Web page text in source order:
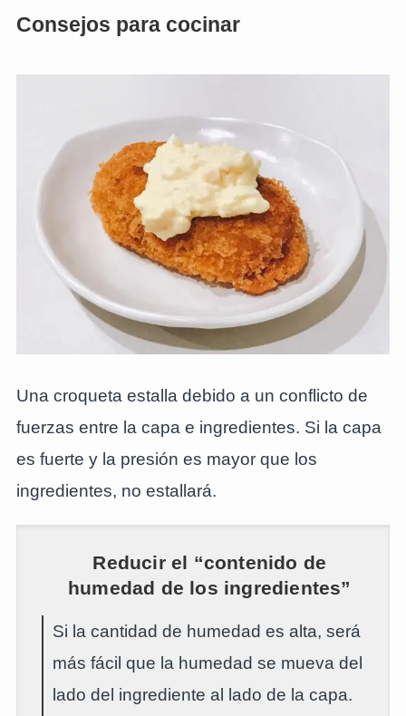
Consejos para cocinar
Una croqueta estalla debido a un conflicto de
fuerzas entre la capa e ingredientes. Si la capa
es fuerte y la presión es mayor que los
ingredientes, no estallará.
Reducir el “contenido de
humedad de los ingredientes”
Si la cantidad de humedad es alta, será
más fácil que la humedad se mueva del
lado del ingrediente al lado de la capa.